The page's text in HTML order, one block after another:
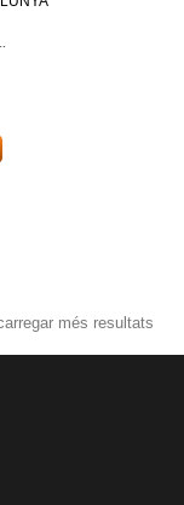
més resultats